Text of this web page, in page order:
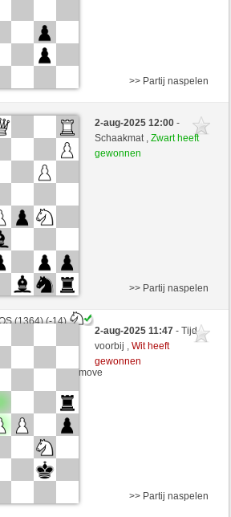
(1693) (+5)
(-5)
+ 0 seconds/move
>> Partij naspelen
2-aug-2025 12:00-
Schaakmat ,Zwart heeft
gewonnen
(1364) (-14)
+ 0 seconds/move
>> Partij naspelen
2-aug-2025 11:47- Tijd
voorbij ,Wit heeft
gewonnen
>> Partij naspelen